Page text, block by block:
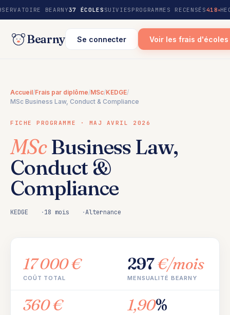
contenu BEARNY37 ÉCOLES SUIVIES PROGRAMMES RECENSÉS418
Bearny Se connecter Voir les frais d'écoles
Accueil/Frais par diplôme/MSc/KEDGE/
MSc Business Law, Conduct & Compliance
FICHE PROGRAMME · MAJ AVRIL 2026
MScBusiness Law,
Conduct &
Compliance
KEDGE 18 mois Alternance
17 000 €
COÛT TOTAL
297€/mois
MENSUALITÉ BEARNY
360 € 1,90%